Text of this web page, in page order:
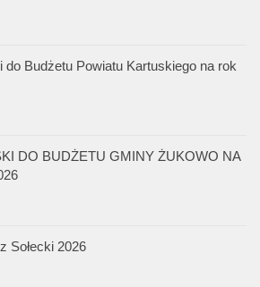
do Budżetu Powiatu Kartuskiego na rok
DO BUDŻETU GMINY ŻUKOWO NA
Sołecki 2026